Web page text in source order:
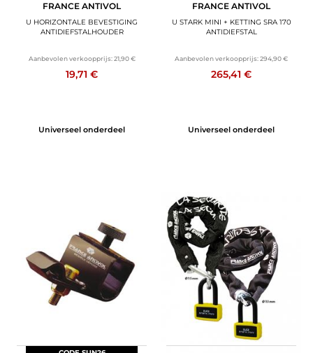
FRANCE ANTIVOL
U HORIZONTALE BEVESTIGING
ANTIDIEFSTALHOUDER
Aanbevolen verkoopprijs: 21,90 €
19,71 €
Universeel onderdeel
FRANCE ANTIVOL
U STARK MINI + KETTING SRA 170
ANTIDIEFSTAL
Aanbevolen verkoopprijs:294,90 €
265,41 €
Universeel onderdeel